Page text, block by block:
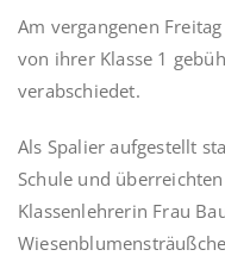
Am vergangenen
von ihrer Klasse 1
verabschiedet.
Als Spalier aufgestellt
Schule und
Klassenlehrerin Frau